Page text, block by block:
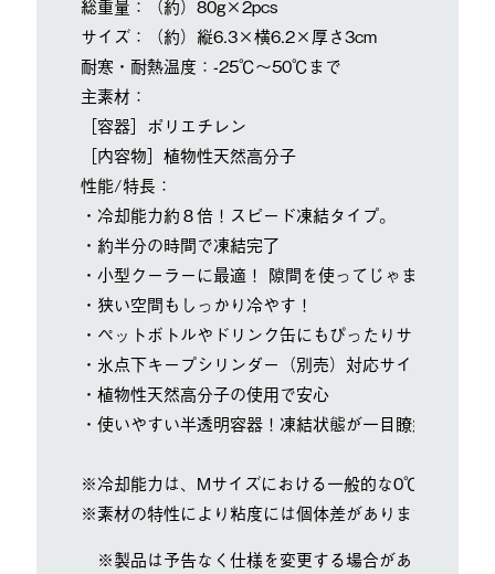
総重量：（約）80g×2pcs
サイズ：（約）縦6.3×横6.2×厚さ3cm
耐寒・耐熱温度：-25℃～50℃まで
主素材：
［容器］ポリエチレン
［内容物］植物性天然高分子
性能/特長：
・冷却能力約８倍！スピード凍結タイプ。
・約半分の時間で凍結完了
・小型クーラーに最適！ 隙間を使ってじゃまにならな
・狭い空間もしっかり冷やす！
・ペットボトルやドリンク缶にもぴったりサイズ
・氷点下キープシリンダー（別売）対応サイズ
・植物性天然高分子の使用で安心
・使いやすい半透明容器！凍結状態が一目瞭然
※冷却能力は、Mサイズにおける一般的な0℃帯保冷剤
※素材の特性により粘度には個体差がありますが性能
※製品は予告なく仕様を変更する場合があります。